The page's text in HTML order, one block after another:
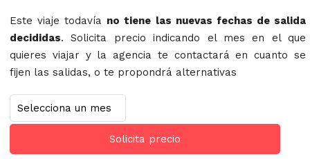
Este viaje todavía no tiene las nuevas fechas de salida
decididas. Solicita precio indicando el mes en el que
quieres viajar y la agencia te contactará en cuanto se
fijen las salidas, o te propondrá alternativas
Solicita precio